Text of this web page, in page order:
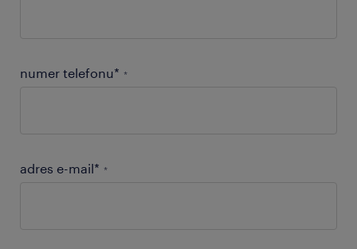
numer telefonu* *
adres e-mail* *